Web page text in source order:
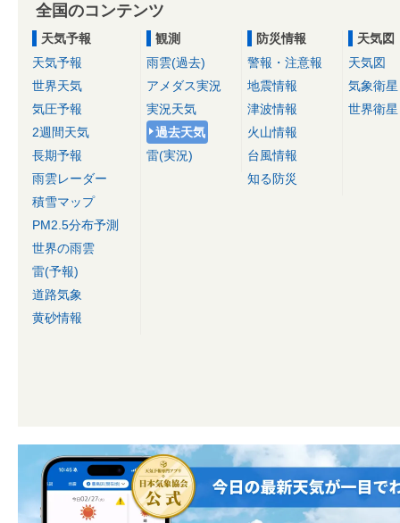
全国のコンテンツ
天気予報
天気予報
世界天気
気圧予報
2週間天気
長期予報
雨雲レーダー
積雪マップ
PM2.5分布予測
世界の雨雲
雷(予報)
道路気象
黄砂情報
観測
雨雲(過去)
アメダス実況
実況天気
過去天気
雷(実況)
防災情報
警報・注意報
地震情報
津波情報
火山情報
台風情報
知る防災
天気図
天気図
気象衛星
世界衛星